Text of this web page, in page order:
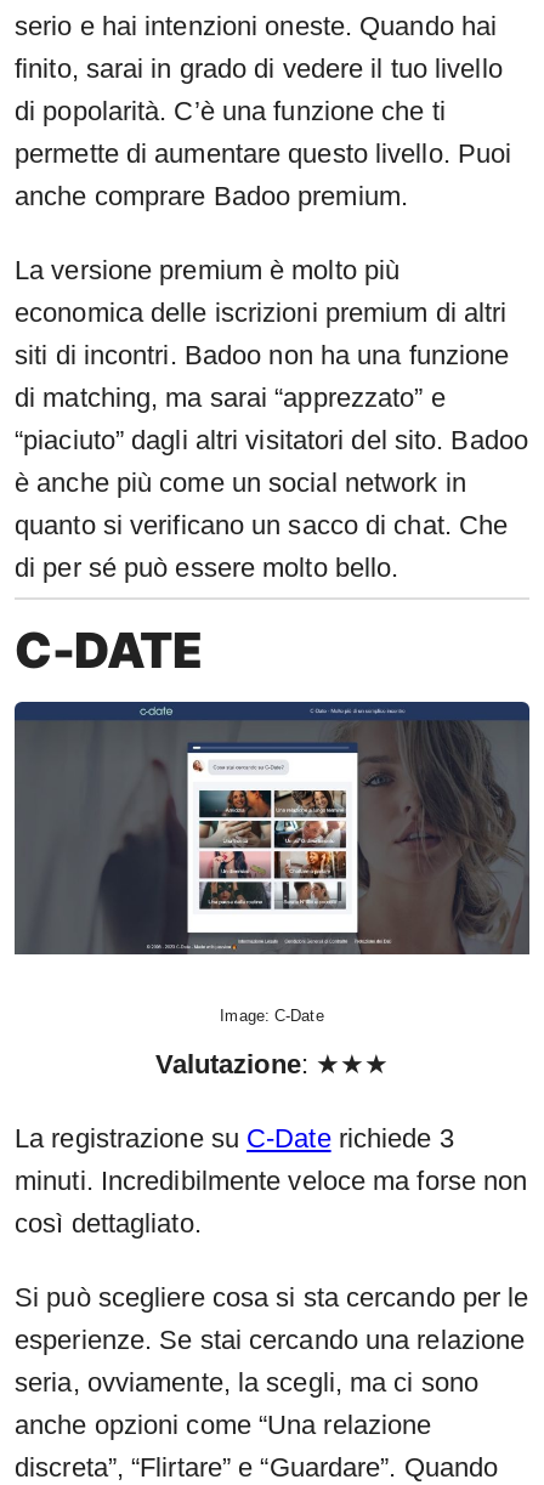
serio e hai intenzioni oneste. Quando hai
finito, sarai in grado di vedere il tuo livello
di popolarità. C’è una funzione che ti
permette di aumentare questo livello. Puoi
anche comprare Badoo premium.
La versione premium è molto più
economica delle iscrizioni premium di altri
siti di incontri. Badoo non ha una funzione
di matching, ma sarai “apprezzato” e
“piaciuto” dagli altri visitatori del sito. Badoo
è anche più come un social network in
quanto si verificano un sacco di chat. Che
di per sé può essere molto bello.
C-DATE
Image: C-Date
Valutazione: ★★★
La registrazione su C-Daterichiede 3
minuti. Incredibilmente veloce ma forse non
così dettagliato.
Si può scegliere cosa si sta cercando per le
esperienze. Se stai cercando una relazione
seria, ovviamente, la scegli, ma ci sono
anche opzioni come “Una relazione
discreta”, “Flirtare” e “Guardare”. Quando